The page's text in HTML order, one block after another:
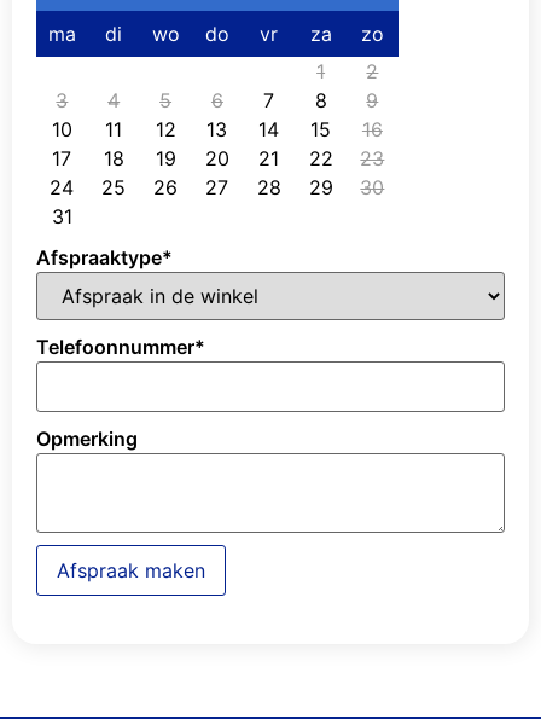
ma di wo do vr za
zo
1
2
3
4 5 6 7 8
9
10
11 12 13 14 15
16
17
18 19 20 21 22
23
24
25 26 27 28 29
30
31
Afspraaktype*
Telefoonnummer*
Opmerking
Afspraak maken